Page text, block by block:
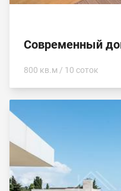
Современный
800 кв.м / 10 соток